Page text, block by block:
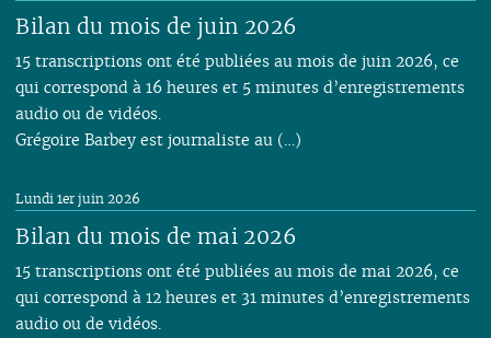
Bilan du mois de juin 2026
15 transcriptions ont été publiées au mois de juin 2026, ce
qui correspond à 16 heures et 5 minutes d’enregistrements
audio ou de vidéos.
Grégoire Barbey est journaliste au (…)
Bilan du mois de mai 2026
Lundi 1er juin 2026
15 transcriptions ont été publiées au mois de mai 2026, ce
qui correspond à 12 heures et 31 minutes d’enregistrements
audio ou de vidéos.